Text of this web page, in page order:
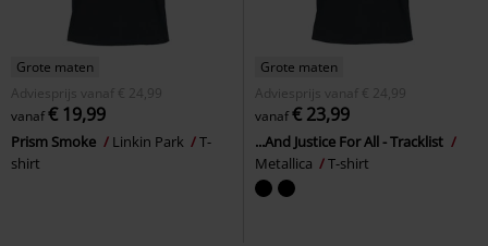
Grote maten
Adviesprijs
vanaf € 24,99
vanaf€ 19,99
Prism Smoke Linkin Park
T-
shirt
Grote maten
Adviesprijs
vanaf € 24,99
vanaf€ 23,99
...And Justice For All - Tracklist
Metallica
T-shirt